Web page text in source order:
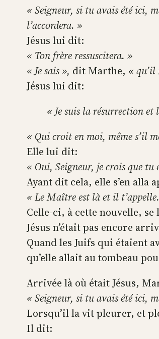
« Seigneur, si tu avais été ici,
l’accordera. »
Jésus lui dit:
« Ton frère ressuscitera. »
« Je sais », dit Marthe, «
Jésus lui dit:
« Je suis la résurrection et
« Qui croit en moi, même s’il
Elle lui dit:
« Oui, Seigneur, je crois que
Ayant dit cela, elle s’en
« Le Maître est là et il
Celle-ci, à cette nouvelle,
Jésus n’était pas encore
Quand les Juifs qui étaient
qu’elle allait au tombeau
Arrivée là où était Jésus,
« Seigneur, si tu avais été ici,
Lorsqu’il la vit pleurer, et
Il dit: